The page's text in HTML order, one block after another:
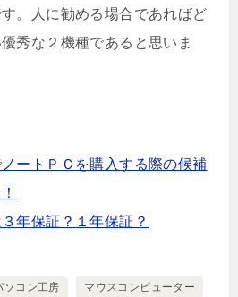
。人に勧める場合であればど
秀な２機種であると思いま
ートＰＣを購入する際の候補
年保証？１年保証？
ソコン工房 マウスコンピューター